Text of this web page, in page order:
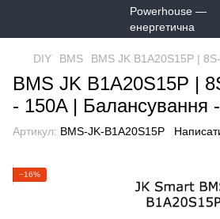
DIY BMS BMS JK B1A20S15P |
BMS JK B1A20S15P |
- 150A | Балансування
Артикул: BMS-JK-B1A20S15P
−16%